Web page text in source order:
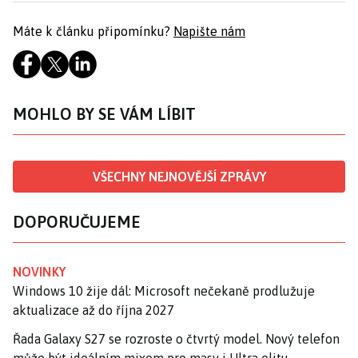
Máte k článku připomínku? Napište nám
MOHLO BY SE VÁM LÍBIT
VŠECHNY NEJNOVĚJŠÍ ZPRÁVY
DOPORUČUJEME
NOVINKY
Windows 10 žije dál: Microsoft nečekaně prodlužuje
aktualizace až do října 2027
Řada Galaxy S27 se rozroste o čtvrtý model. Nový telefon